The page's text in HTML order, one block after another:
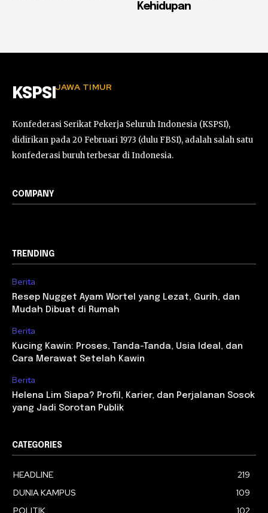
Kehidupan
KSPSI JAWA TIMUR
Konfederasi Serikat Pekerja Seluruh Indonesia (KSPSI),
didirikan pada 20 Februari 1973 (dulu FBSI), adalah salah satu
konfederasi buruh terbesar di Indonesia.
COMPANY
TRENDING
Berita
Resep Nugget Ayam Wortel yang Lezat, Gurih, dan
Mudah Dibuat di Rumah
Berita
Kucing Kawin: Proses, Tanda-Tanda, Usia Ideal, dan
Cara Merawat Setelah Kawin
Berita
Helena Lim Siapa? Profil, Karier, dan Perjalanan Sosok
yang Jadi Sorotan Publik
CATEGORIES
HEADLINE
219
DUNIA KAMPUS
109
POLITIK
102